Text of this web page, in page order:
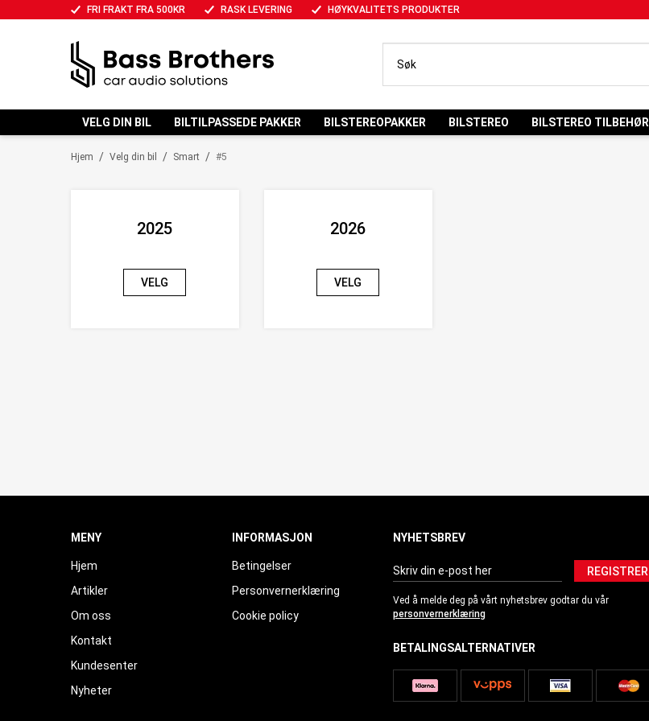
FRI FRAKT FRA 500KR RASK LEVERING HØYKVALITETS PRODUKTER
VELG DIN BIL BILTILPASSEDE PAKKER BILSTEREOPAKKER BILSTEREO BILSTEREO TILBEHØR
/
Hjem /
Velg din bil /
Smart #5
2025
VELG
2026
VELG
MENY
Hjem
Artikler
Om oss
Kontakt
Kundesenter
Nyheter
INFORMASJON
Betingelser
Personvernerklæring
Cookie policy
NYHETSBREV
REGISTRER
Ved å melde deg på vårt nyhetsbrev godtar du vår
personvernerklæring
BETALINGSALTERNATIVER